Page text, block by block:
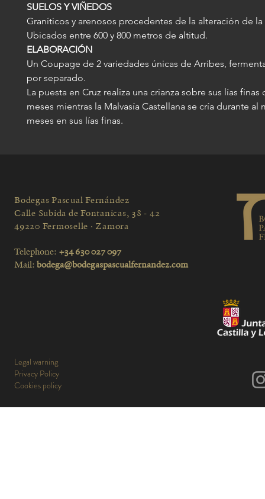
SUELOS Y VIÑEDOS
Graníticos y arenosos procedentes de la alteración de
Ubicados entre 600 y 800 metros de altitud.
ELABORACIÓN
Un Coupage de 2 variedades únicas de Arribes,
por separado.
La puesta en Cruz realiza una crianza sobre sus lías finas
meses mientras la Malvasía Castellana se cría durante al
meses en sus lías finas.
Bodegas Pascual Fernández
Calle Subida de Fontanicas, 38 - 42
49220 Fermoselle · Zamora
Telephone: +34 630 027 097
Mail: bodega@bodegaspascualfernandez.com
Legal warning
Privacy Policy
Cookies policy